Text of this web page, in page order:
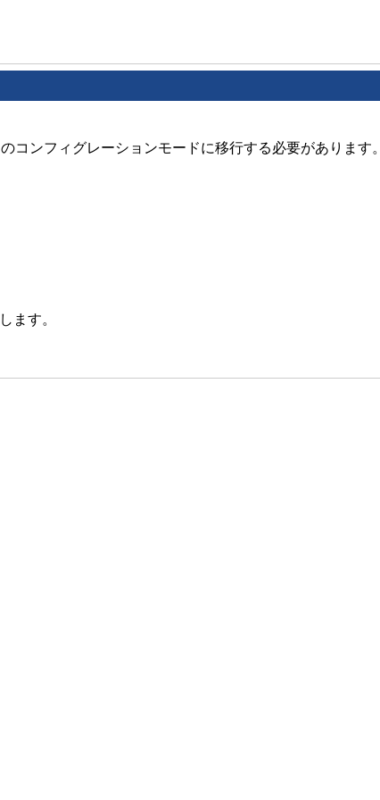
ンフィグレーションモードに移行する必要があります。
ます。